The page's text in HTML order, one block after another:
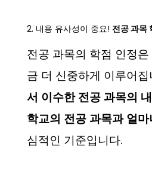
2. 내용 유사성이 중요! 전공 과목
전공 과목의 학점 인정
금 더 신중하게 이루어집
서 이수한 전공 과목의
학교의 전공 과목과 얼
심적인 기준입니다.